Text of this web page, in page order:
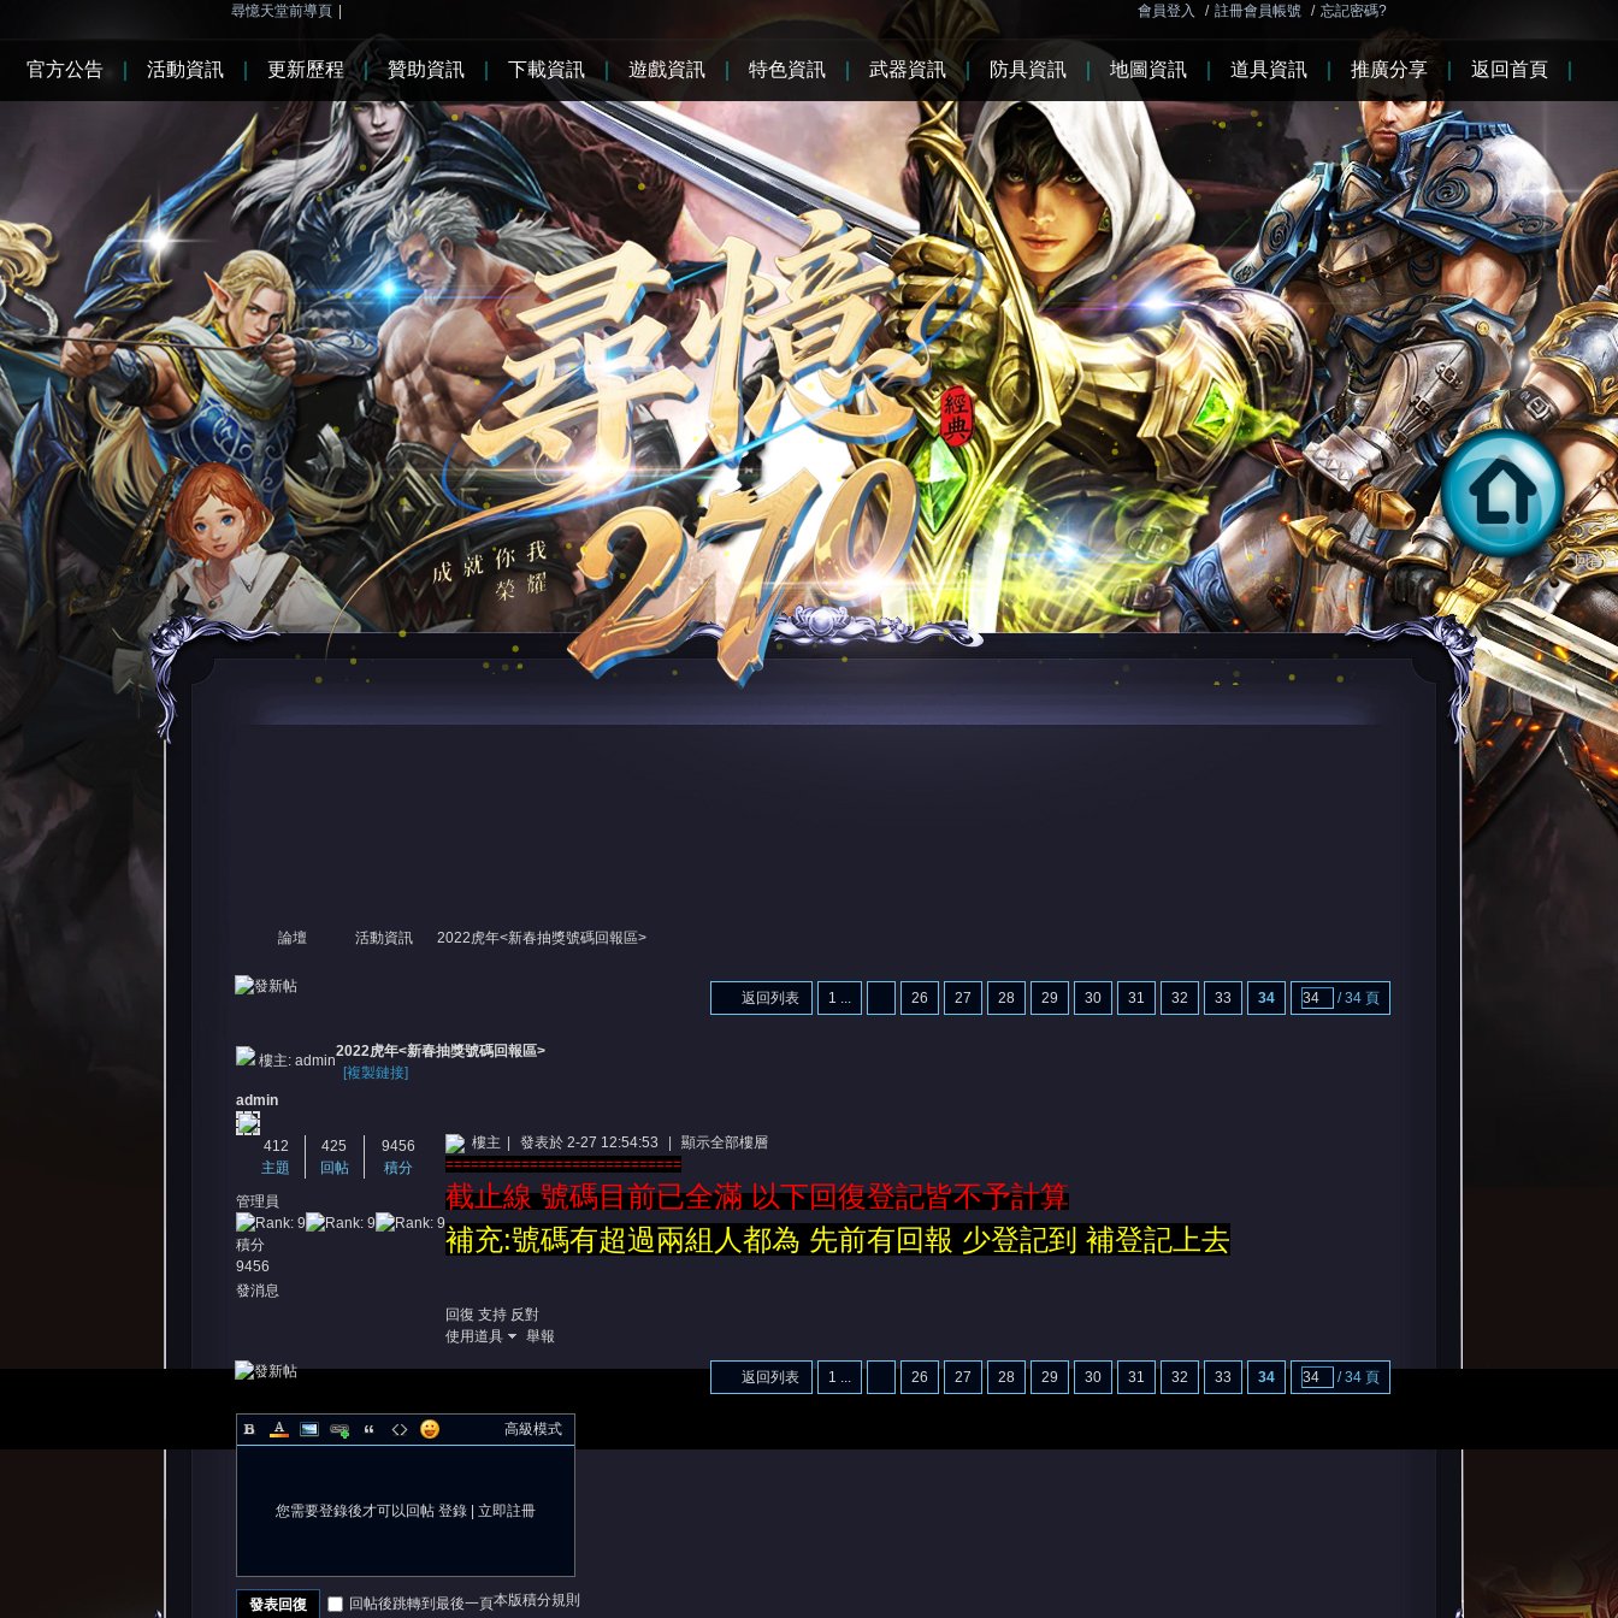
尋憶天堂前導頁 會員登入 / 註冊會員帳號 / 忘記密碼?
憶
論壇 活動資訊
›
2022虎年<新春抽獎號碼回報區>
1 ... 26 27 28 29 30 31 32 33 34 / 34 頁
返回列表
樓主: admin
2022虎年<新春抽獎號碼回報區>
[複製鏈接]
admin
412
主題
425
回帖
9456
積分
管理員
積分
9456
發消息
樓主 發表於 2-27 12:54:53
顯示全部樓層
============================
截止線 號碼目前已全滿 以下回復登記皆不予計算
補充:號碼有超過兩組人都為 先前有回報 少登記到 補登記上去
回復 支持 反對
使用道具
舉報
1 ... 26 27 28 29 30 31 32 33 34 / 34 頁
返回列表
高級模式
您需要登錄後才可以回帖 登錄| 立即註冊
本版積分規則
發表回復 回帖後跳轉到最後一頁
回首頁